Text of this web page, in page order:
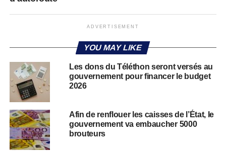
ADVERTISEMENT
YOU MAY LIKE
Les dons du Téléthon seront versés au
gouvernement pour financer le budget
2026
Afin de renflouer les caisses de l’État, le
gouvernement va embaucher 5000
brouteurs